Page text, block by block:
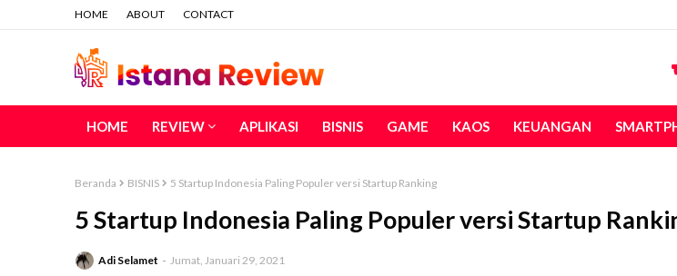
HOME ABOUT CONTACT
HOME REVIEW APLIKASI BISNIS GAME KAOS KEUANGAN
Beranda BISNIS 5 Startup Indonesia Paling Populer versi Startup Ranking
5 Startup Indonesia Paling Populer versi Startup
Adi Selamet Jumat, Januari 29, 2021